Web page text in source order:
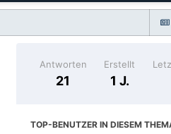
Antworten
21
Erstellt
1 J.
TOP-BENUTZER IN DIESEM